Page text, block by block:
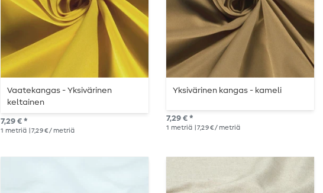
Vaatekangas - Yksivärinen
keltainen
7,29 € *
1 metriä | 7,29 € / metriä
Yksivärinen kangas - kameli
7,29 € *
1 metriä | 7,29 € / metriä